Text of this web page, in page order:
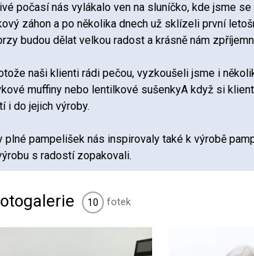
počasí nás vylákalo ven na sluníčko, kde jsme
záhon a po několika dnech už sklízeli první
budou dělat velkou radost a krásně nám
naši klienti rádi pečou, vyzkoušeli jsme i
muffiny nebo lentilkové sušenkyA když si
i do jejich výroby.
plné pampelišek nás inspirovaly také k výrobě
s radostí zopakovali.
10 fotek